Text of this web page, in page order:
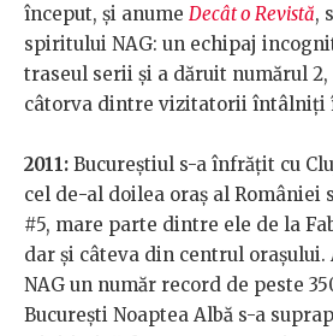
început, și anume Decât o Revistă,
spiritului NAG: un echipaj
traseul serii și a dăruit numărul 2,
câtorva dintre vizitatorii întâlniți
2011: Bucureștiul s-a înfrățit cu
cel de-al doilea oraș al României
#5, mare parte dintre ele de la
dar și câteva din centrul
NAG un număr record de peste
București Noaptea Albă s-a